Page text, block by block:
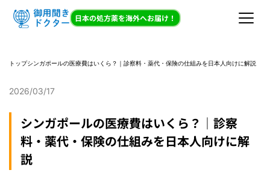
日本の処方薬を海外へお届け！
トップシンガポールの医療費はいくら？｜診察料・薬代・保険の仕組みを日本人向けに解説
2026/03/17
シンガポールの医療費はいくら？｜診察
料・薬代・保険の仕組みを日本人向けに解
説